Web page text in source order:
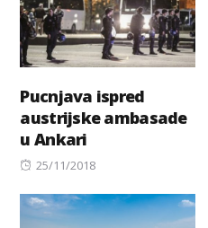
Pucnjava ispred
austrijske ambasade
u Ankari
Posted
25/11/2018